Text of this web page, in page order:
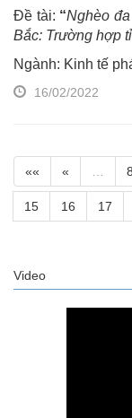
Đề tài: “Nghèo
Bắc: Trường hợp
Ngành: Kinh tế
16/02/2022
«« « 8
15 16 17
Video